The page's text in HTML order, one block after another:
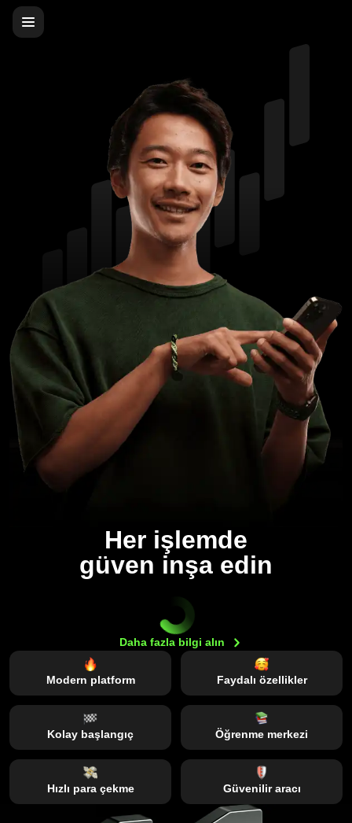
Her işlemde
güven inşa edin
Daha fazla bilgi alın
Modern platform Faydalı özellikler
Kolay başlangıç Öğrenme merkezi
Hızlı para çekme Güvenilir aracı